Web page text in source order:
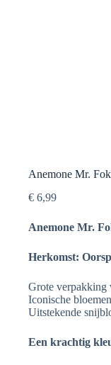
Anemone Mr.
€ 6,99
Anemone Mr.
Herkomst:
Grote verpakking
Iconische
Uitstekende
Een krachtig